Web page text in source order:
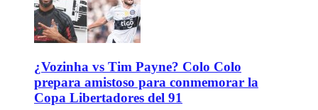
¿Vozinha vs Tim Payne? Colo Colo
prepara amistoso para conmemorar la
Copa Libertadores del 91